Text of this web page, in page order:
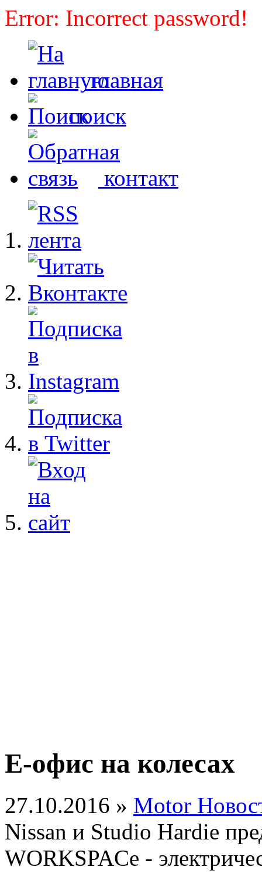
Error: Incorrect password!
главная
поиск
контакт
Е-офис на колесах
27.10.2016 » Motor
Nissan и Studio Hardie
WORKSPACe -